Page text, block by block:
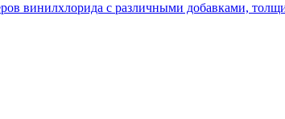
винилхлорида с различными добавками,